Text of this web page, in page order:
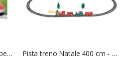
Pista trenino elettrico con percorso variabile - Mazzeo Giocattoli Pista treno Natale 400 cm - Mazzeo Giocattoli